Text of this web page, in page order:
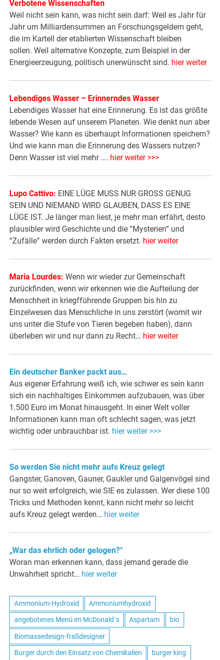
Verbotene Wissenschaften
Weil nicht sein kann, was nicht sein darf: Weil es Jahr für
Jahr um Milliardensummen an Forschungsgeldern geht,
die im Kartell der etablierten Wissenschaft bleiben
sollen. Weil alternative Konzepte, zum Beispiel in der
Energieerzeugung, politisch unerwünscht sind. hier weiter
Lebendiges Wasser – Erinnerndes Wasser
Lebendiges Wasser hat eine Erinnerung. Es ist das größte
lebende Wesen auf unserem Planeten. Wie denkt nun aber
Wasser? Wie kann es überhaupt Informationen speichern?
Und wie kann man die Erinnerung des Wassers nutzen?
Denn Wasser ist viel mehr …. hier weiter >>>
Lupo Cattivo: EINE LÜGE MUSS NUR GROSS GENUG
SEIN UND NIEMAND WIRD GLAUBEN, DASS ES EINE
LÜGE IST. Je länger man liest, je mehr man erfährt, desto
plausibler wird Geschichte und die “Mysterien” und
“Zufälle” werden durch Fakten ersetzt. hier weiter
Maria Lourdes: Wenn wir wieder zur Gemeinschaft
zurückfinden, wenn wir erkennen wie die Aufteilung der
Menschheit in kriegfführende Gruppen bis hin zu
Einzelwesen das Menschliche in uns zerstört (womit wir
uns unter die Stufe von Tieren begeben haben), dann
überleben wir und nur dann zu Recht… hier weiter
Ein deutscher Banker packt aus…
Aus eigener Erfahrung weiß ich, wie schwer es sein kann
sich ein nachhaltiges Einkommen aufzubauen, was über
1.500 Euro im Monat hinausgeht. In einer Welt voller
Informationen kann man oft schlecht sagen, was jetzt
wichtig oder unbrauchbar ist. hier weiter >>>
So werden Sie nicht mehr aufs Kreuz gelegt
Gangster, Ganoven, Gauner, Gaukler und Galgenvögel sind
nur so weit erfolgreich, wie SIE es zulassen. Wer diese 100
Tricks und Methoden kennt, kann nicht mehr so leicht
aufs Kreuz gelegt werden… hier weiter
„War das ehrlich oder gelogen?“
Woran man erkennen kann, dass jemand gerade die
Unwahrheit spricht… hier weiter
Ammonium-Hydroxid Ammoniumhydroxid
angebotenes Menü im McDonald´s Aspartam bio
Biomassedesign-fraßdesigner
Burger durch den Einsatz von Chemikalien burger king